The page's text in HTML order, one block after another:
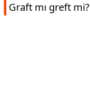
Graft mı greft mi?